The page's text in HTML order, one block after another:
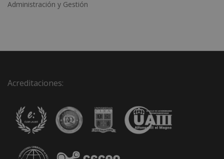
Administración y Gestión
Acreditaciones: